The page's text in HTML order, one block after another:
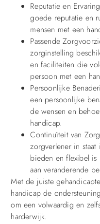
Reputatie en
goede reputatie en
mensen met een
Passende
zorginstelling
en faciliteiten die
persoon met een
Persoonlijke
een persoonlijke
de wensen en
handicap.
Continuïteit van
zorgverlener in
bieden en flexibel is
aan veranderende
Met de juiste
handicap de
om een volwaardig en
harderwijk.